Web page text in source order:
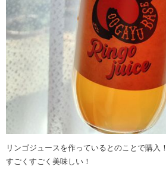
リンゴジュースを作っているとのことで購入！
すごくすごく美味しい！